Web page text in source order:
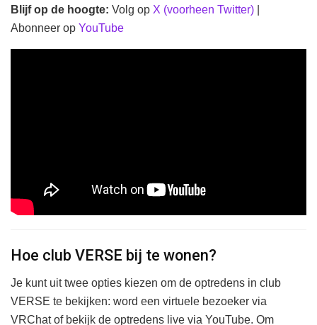
Blijf op de hoogte: Volg op X (voorheen Twitter)
Abonneer op YouTube
Hoe club VERSE bij te wonen?
Je kunt uit twee opties kiezen om de optredens in club
VERSE te bekijken: word een virtuele bezoeker via
VRChat of bekijk de optredens live via YouTube. Om